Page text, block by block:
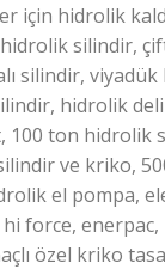
için hidrolik
silindir,
silindir, viyadük
hidrolik
100 ton
ve kriko,
el pompa,
force,
özel kriko